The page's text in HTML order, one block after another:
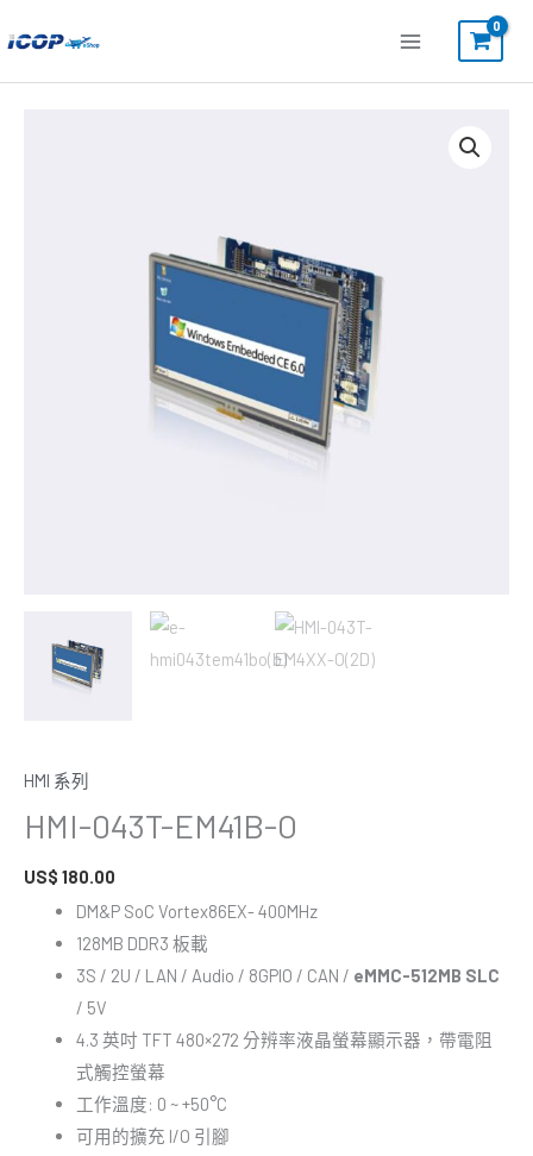
至
主
HMI 系列
HMI-043T-EM41B-O
US$ 180.00
DM&P SoC Vortex86EX- 400MHz
128MB DDR3 板載
3S / 2U / LAN / Audio / 8GPIO / CAN / eMMC-512MB SLC
/ 5V
4.3 英吋 TFT 480×272 分辨率液晶螢幕顯示器，帶電阻
式觸控螢幕
工作溫度: 0 ~ +50°C
可用的擴充 I/O 引腳